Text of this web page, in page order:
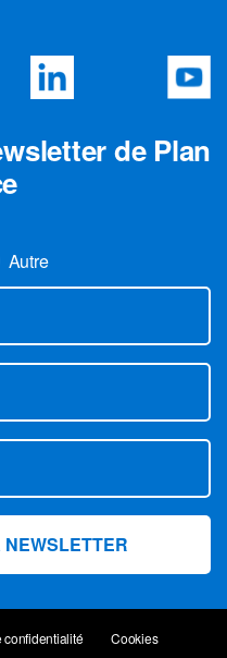
de Plan
Autre
confidentialité Cookies